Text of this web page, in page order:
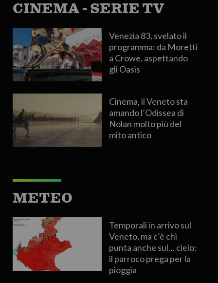
CINEMA - SERIE TV
Venezia 83, svelato il
programma: da Moretti
a Crowe, aspettando
gli Oasis
Cinema, il Veneto sta
amando l’Odissea di
Nolan molto più del
mito antico
METEO
Temporali in arrivo sul
Veneto, ma c’è chi
punta anche sul… cielo:
il parroco prega per la
pioggia